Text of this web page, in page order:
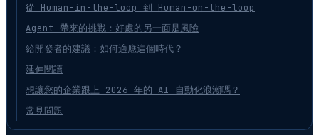
從 Human-in-the-loop 到 Human-on-the-loop
Agent 帶來的挑戰：好處的另一面是風險
給開發者的建議：如何適應這個時代？
延伸閱讀
想讓您的企業跟上 2026 年的 AI 自動化浪潮嗎？
常見問題